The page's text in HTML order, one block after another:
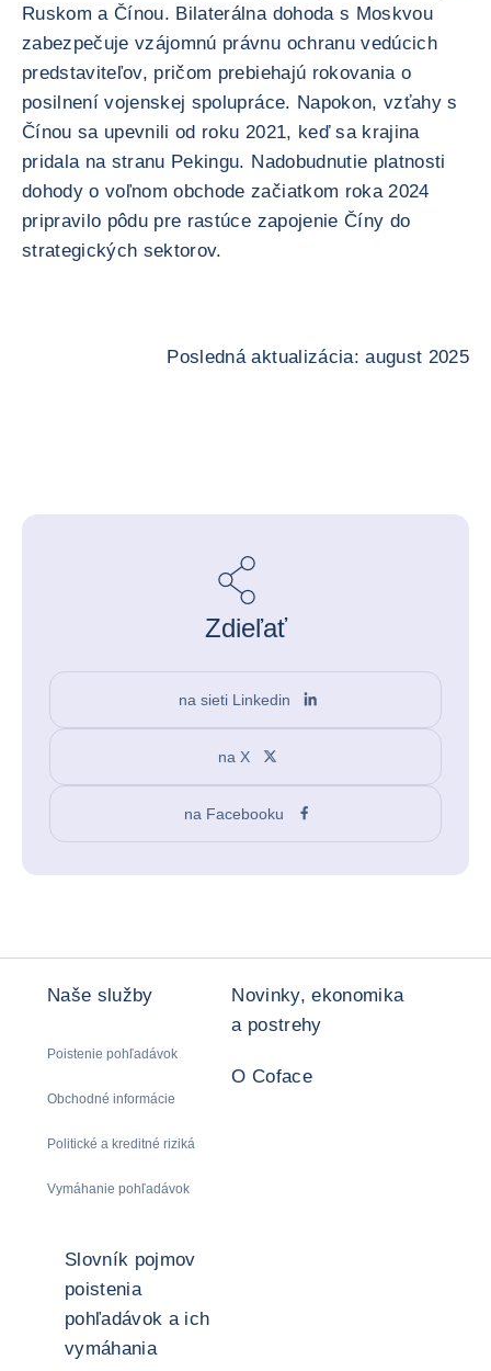
Ruskom a Čínou. Bilaterálna dohoda s Moskvou
zabezpečuje vzájomnú právnu ochranu vedúcich
predstaviteľov, pričom prebiehajú rokovania o
posilnení vojenskej spolupráce. Napokon, vzťahy s
Čínou sa upevnili od roku 2021, keď sa krajina
pridala na stranu Pekingu. Nadobudnutie platnosti
dohody o voľnom obchode začiatkom roka 2024
pripravilo pôdu pre rastúce zapojenie Číny do
strategických sektorov.
Posledná aktualizácia: august 2025
Zdieľať
na sieti Linkedin
na X
na Facebooku
Naše služby
Poistenie pohľadávok
Obchodné informácie
Politické a kreditné riziká
Vymáhanie pohľadávok
Novinky, ekonomika
a postrehy
O Coface
Slovník pojmov
poistenia
pohľadávok a ich
vymáhania